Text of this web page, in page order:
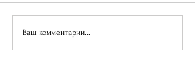
Ваш комментарий...